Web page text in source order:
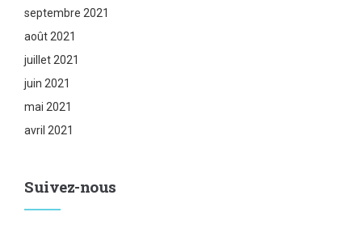
septembre 2021
août 2021
juillet 2021
juin 2021
mai 2021
avril 2021
Suivez-nous